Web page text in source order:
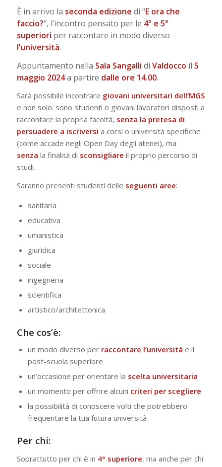
È in arrivo la seconda edizione di “E ora che
faccio?“, l’incontro pensato per le 4° e 5°
superiori per raccontare in modo diverso
l’università.
Appuntamento nella Sala Sangalli di Valdocco il 5
maggio 2024a partire dalle ore 14.00.
Sarà possibile incontrare giovani universitari dell’MGS
e non solo: sono studenti o giovani lavoratori disposti a
raccontare la propria facoltà, senza la pretesa di
persuadere a iscriversi a corsi o università specifiche
(come accade negli Open Day degli atenei), ma
senza la finalità di sconsigliare il proprio percorso di
studi.
Saranno presenti studenti delle seguenti aree:
sanitaria
educativa
umanistica
giuridica
sociale
ingegneria
scientifica
artistico/architettonica
Che cos’è:
un modo diverso per raccontare l’università e il
post-scuola superiore
un’occasione per orientare la scelta universitaria
un momento per offrire alcuni criteri per scegliere
la possibilità di conoscere volti che potrebbero
frequentare la tua futura università
Per chi:
Soprattutto per chi è in 4° superiore, ma anche per chi